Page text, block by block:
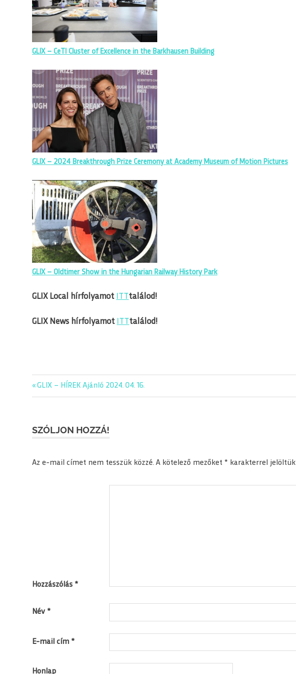
GLIX – CeTI Cluster of Excellence in the Barkhausen Building
GLIX – 2024 Breakthrough Prize Ceremony at Academy Museum of Motion Pictures
GLIX – Oldtimer Show in the Hungarian Railway History Park
GLIX Local hírfolyamot ITTtalálod!
GLIX News hírfolyamot találod!
editorial
glix
Bejegyzés
Previous
Post:
GLIX – HÍREK Ajánló 2024. 04. 16.
SZÓLJON HOZZÁ!
Az e-mail címet nem tesszük közzé. A kötelező mezőket * karakterrel jelöltük
Hozzászólás *
Név *
E-mail cím *
Honlap